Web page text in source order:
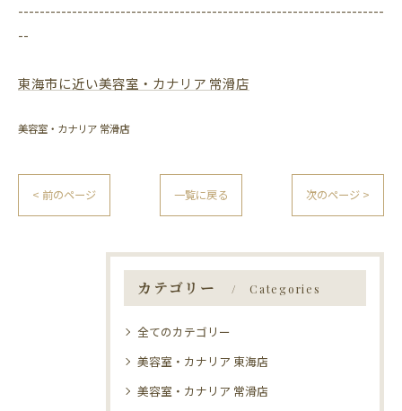
--------------------------------------------------------------------
--
東海市に近い美容室・カナリア 常滑店
美容室・カナリア 常滑店
< 前のページ 一覧に戻る 次のページ >
カテゴリー Categories
全てのカテゴリー
美容室・カナリア 東海店
美容室・カナリア 常滑店